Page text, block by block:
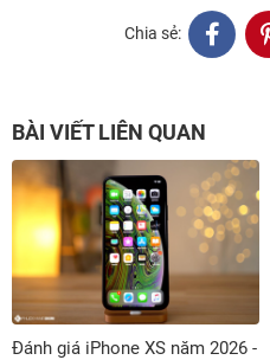
Chia sẻ:
BÀI VIẾT LIÊN QUAN
Đánh giá iPhone XS năm 2026 -